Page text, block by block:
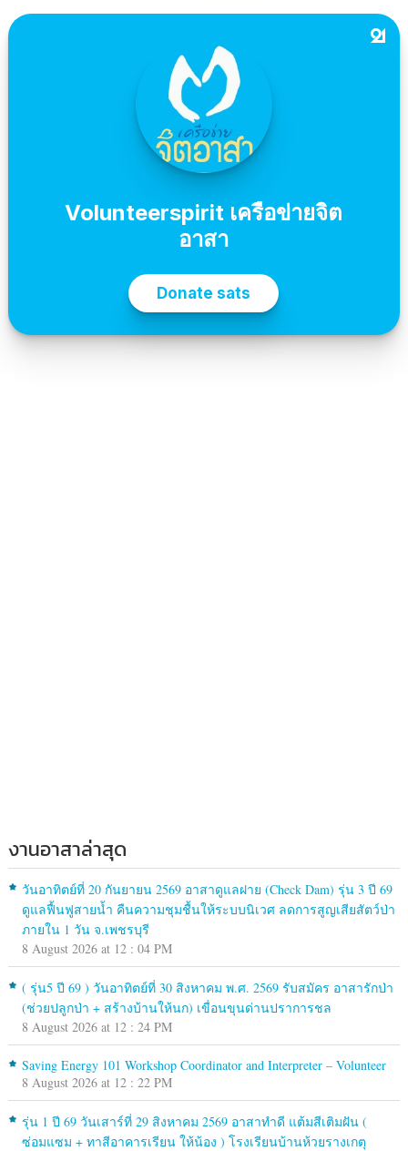
งานอาสาล่าสุด
วันอาทิตย์ที่ 20 กันยายน 2569 อาสาดูแลฝาย (Check Dam) รุ่น 3 ปี 69
ดูแลฟื้นฟูสายน้ำ คืนความชุมชื้นให้ระบบนิเวศ ลดการสูญเสียสัตว์ป่า
ภายใน 1 วัน จ.เพชรบุรี
8 August 2026 at 12 : 04 PM
( รุ่น5 ปี 69 ) วันอาทิตย์ที่ 30 สิงหาคม พ.ศ. 2569 รับสมัคร อาสารักป่า
(ช่วยปลูกป่า + สร้างบ้านให้นก) เขื่อนขุนด่านปราการชล
8 August 2026 at 12 : 24 PM
Saving Energy 101 Workshop Coordinator and Interpreter – Volunteer
8 August 2026 at 12 : 22 PM
รุ่น 1 ปี 69 วันเสาร์ที่ 29 สิงหาคม 2569 อาสาทำดี แต้มสีเติมฝัน (
ซ่อมแซม + ทาสีอาคารเรียน ให้น้อง ) โรงเรียนบ้านห้วยรางเกตุ